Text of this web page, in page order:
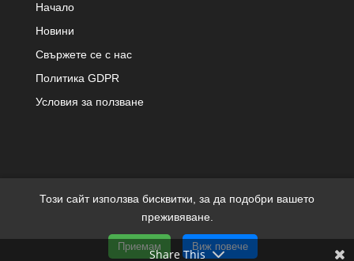
Начало
Новини
Свържете се с нас
Политика GDPR
Условия за ползване
дизайн и SEO от Трибест
Share This
Този сайт използва бисквитки, за да подобри вашето
преживяване.
Приемам Виж повече